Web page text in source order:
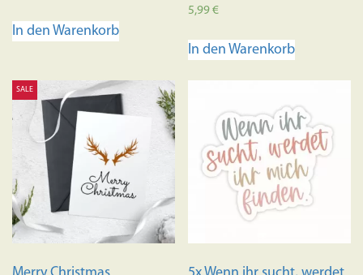
In den Warenkorb
Bewertet mit
5,99€
In den Warenkorb
SALE